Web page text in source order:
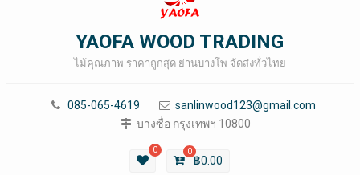
YAOFA WOOD TRADING
ไม้คุณภาพ ราคาถูกสุด ย่านบางโพ จัดส่งทั่วไทย
085-065-4619
sanlinwood123@gmail.com
บางซื่อ กรุงเทพฯ 10800
0 0
฿0.00